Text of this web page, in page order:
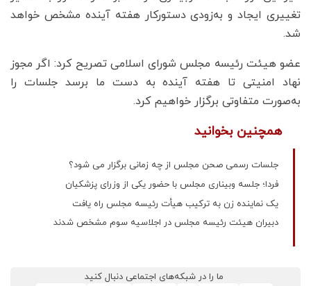
تغییری ایجاد و به‌زودی دستورکار هفته آینده مشخص خواهد
شد.
عضو هیئت رئیسه مجلس شورای اسلامی تصریح کرد: اگر مجوز
نهاد امنیتی تا هفته آینده به دست ما برسد جلسات را
به‌صورت متفاوتی برگزار خواهیم کرد.
همچنین بخوانید
جلسات رسمی صحن مجلس از چه زمانی برگزار می شود؟
فردا؛ جلسه وبیناری مجلس با حضور یکی از وزرای پزشکیان
یک نماینده زن به ترکیب هیأت رئیسه مجلس راه یافت
دبیران هیئت رئیسه مجلس در اجلاسیه سوم مشخص شدند
ما را در شبکه‌های اجتماعی دنبال کنید